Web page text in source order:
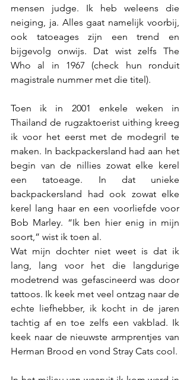
mensen judge. Ik heb weleens die
neiging, ja. Alles gaat namelijk voorbij,
ook tatoeages zijn een trend en
bijgevolg onwijs. Dat wist zelfs The
Who al in 1967 (check hun ronduit
magistrale nummer met die titel).
Toen ik in 2001 enkele weken in
Thailand de rugzaktoerist uithing kreeg
ik voor het eerst met de modegril te
maken. In backpackersland had aan het
begin van de nillies zowat elke kerel
een tatoeage. In dat unieke
backpackersland had ook zowat elke
kerel lang haar en een voorliefde voor
Bob Marley. “Ik ben hier enig in mijn
soort,” wist ik toen al.
Wat mijn dochter niet weet is dat ik
lang, lang voor het die langdurige
modetrend was gefascineerd was door
tattoos. Ik keek met veel ontzag naar de
echte liefhebber, ik kocht in de jaren
tachtig af en toe zelfs een vakblad. Ik
keek naar de nieuwste armprentjes van